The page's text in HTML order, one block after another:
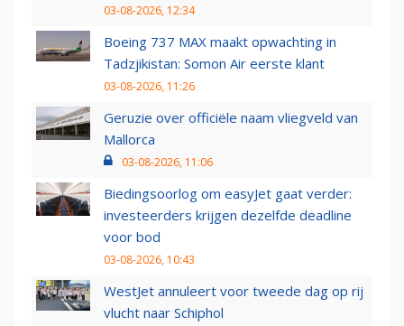
03-08-2026, 12:34
Boeing 737 MAX maakt opwachting in
Tadzjikistan: Somon Air eerste klant
03-08-2026, 11:26
Geruzie over officiële naam vliegveld van
Mallorca
03-08-2026, 11:06
Biedingsoorlog om easyJet gaat verder:
investeerders krijgen dezelfde deadline
voor bod
03-08-2026, 10:43
WestJet annuleert voor tweede dag op rij
vlucht naar Schiphol